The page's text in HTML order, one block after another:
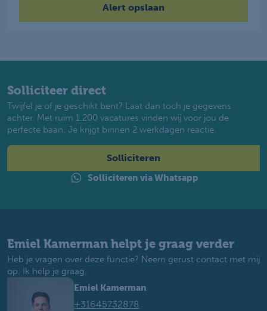
Solliciteer direct
Twijfel je of je geschikt bent? Laat dan toch je gegevens
achter. Met ruim 1.200 vacatures vinden wij voor jou de
perfecte baan. Je krijgt binnen 2 werkdagen reactie.
Solliciteren
Solliciteren via Whatsapp
Emiel Kamerman helpt je graag verder
Heb je vragen over deze functie? Neem gerust contact met mij
op. Ik help je graag.
Emiel Kamerman
+31645732878